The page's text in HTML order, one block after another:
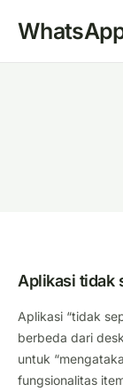
Aplikasi tidak
Aplikasi “tidak
berbeda dari
untuk
fungsionalitas